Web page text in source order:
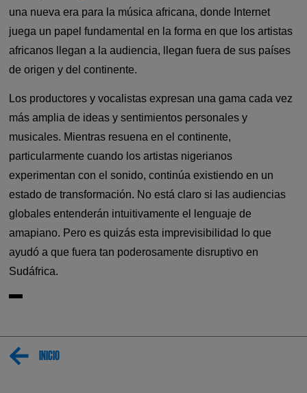
una nueva era para la música africana, donde Internet
juega un papel fundamental en la forma en que los artistas
africanos llegan a la audiencia, llegan fuera de sus países
de origen y del continente.
Los productores y vocalistas expresan una gama cada vez
más amplia de ideas y sentimientos personales y
musicales. Mientras resuena en el continente,
particularmente cuando los artistas nigerianos
experimentan con el sonido, continúa existiendo en un
estado de transformación. No está claro si las audiencias
globales entenderán intuitivamente el lenguaje de
amapiano. Pero es quizás esta imprevisibilidad lo que
ayudó a que fuera tan poderosamente disruptivo en
Sudáfrica.
INICIO